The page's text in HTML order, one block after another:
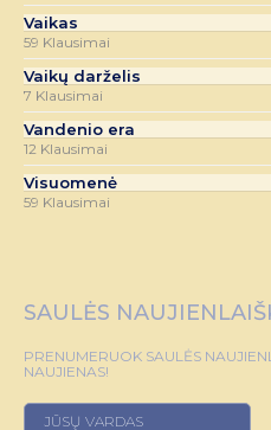
Vaikas
59 Klausimai
Vaikų darželis
7 Klausimai
Vandenio era
12 Klausimai
Visuomenė
59 Klausimai
SAULĖS
PRENUMERUOK SAULĖS
NAUJIENAS!